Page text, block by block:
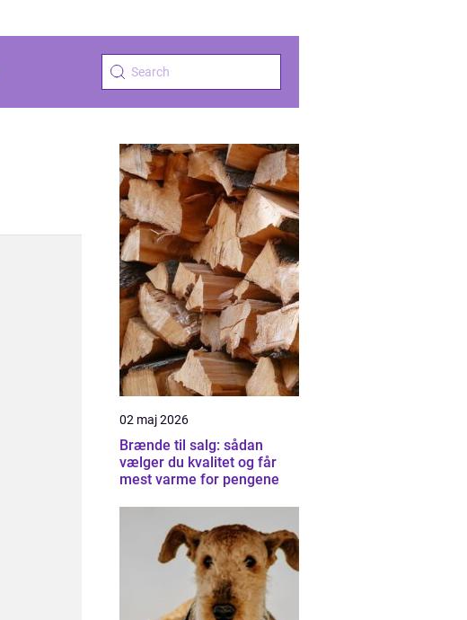
02 maj 2026
Brænde til salg: sådan
vælger du kvalitet og får
mest varme for pengene